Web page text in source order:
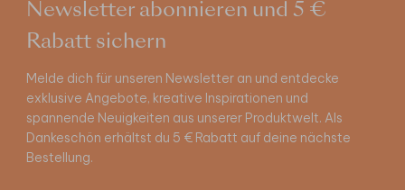
Newsletter abonnieren und 5 €
Rabatt sichern
Melde dich für unseren Newsletter an und entdecke
exklusive Angebote, kreative Inspirationen und
spannende Neuigkeiten aus unserer Produktwelt. Als
Dankeschön erhältst du 5 € Rabatt auf deine nächste
Bestellung.